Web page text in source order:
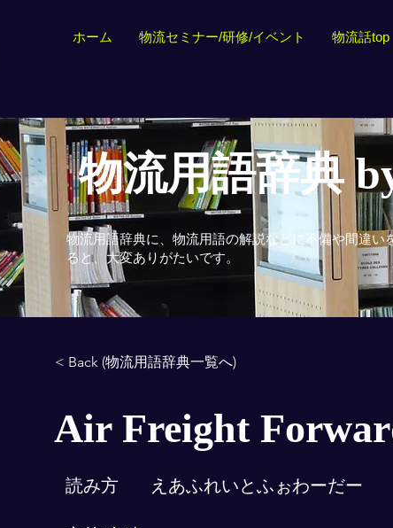
ホーム 物流セミナー/研修/イベント 物流話top
物流用語辞典
物流用語辞典に、物流用語の解説などに不備や間違
ると、大変ありがたいです。
< Back (物流用語辞典一覧へ)
Air Freight
読み方 えあふれいとふぉわーだー